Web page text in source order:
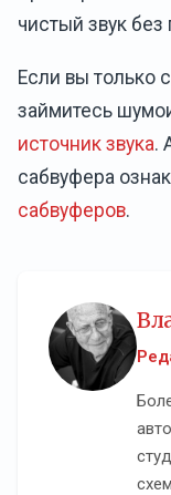
чистый звук
Если вы только
займитесь
источник звука.
сабвуфера
сабвуферов.